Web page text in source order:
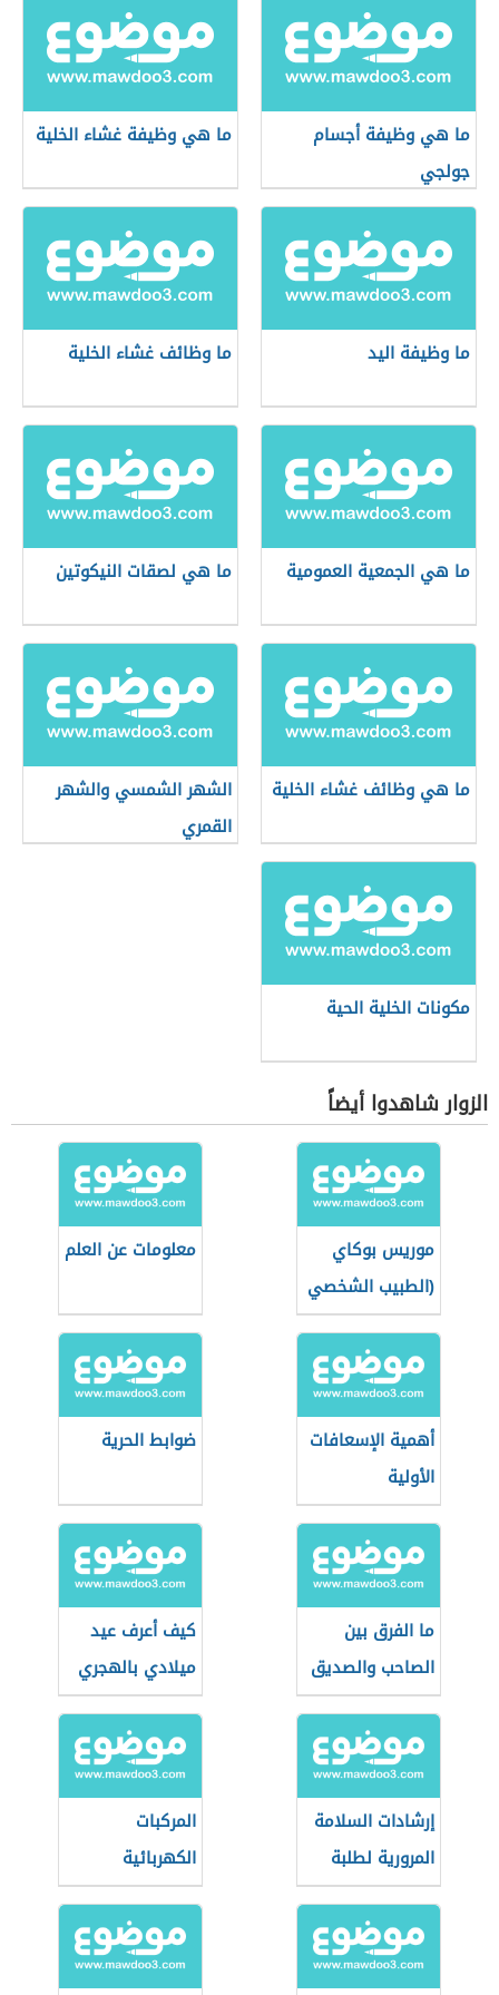
ما هي وظيفة أجسام
جولجي
ما هي وظيفة غشاء الخلية
ما وظيفة اليد ما وظائف غشاء الخلية
ما هي الجمعية العمومية ما هي لصقات النيكوتين
ما هي وظائف غشاء الخلية
الشهر الشمسي والشهر
القمري
مكونات الخلية الحية
الزوار شاهدوا أيضاً
موريس بوكاي
(الطبيب الشخصي
للملك فيصل بن
عبد العزيز)
معلومات عن العلم
أهمية الإسعافات
الأولية
ضوابط الحرية
ما الفرق بين
الصاحب والصديق
كيف أعرف عيد
ميلادي بالهجري
إرشادات السلامة
المرورية لطلبة
المدارس
المركبات
الكهربائية